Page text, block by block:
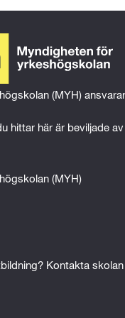
(MYH)
hittar här är beviljade
(MYH)
Kontakta